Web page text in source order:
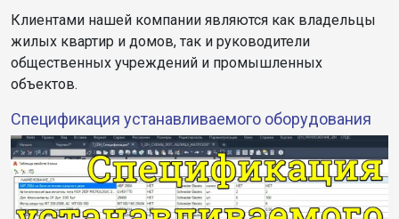
Клиентами нашей компании являются как владельцы
жилых квартир и домов, так и руководители
общественных учреждений и промышленных
объектов.
Спецификация устанавливаемого оборудования